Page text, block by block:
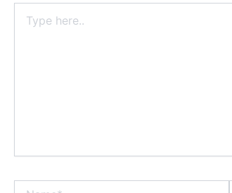
here..